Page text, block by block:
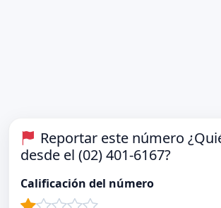
Reportar este número
desde el (02) 401-6167?
Calificación del número